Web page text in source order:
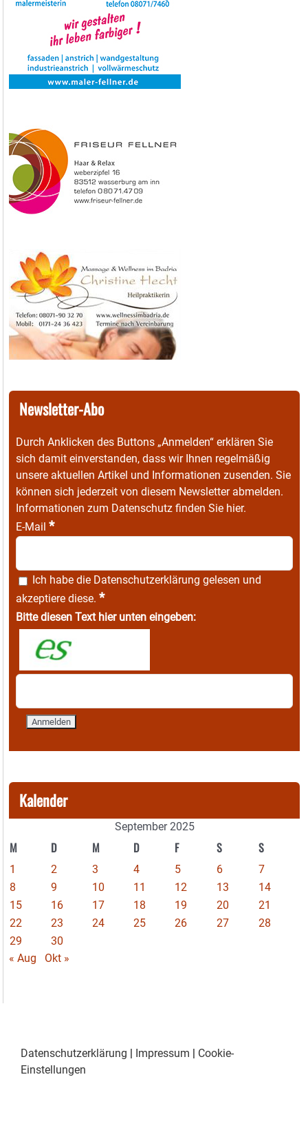
Newsletter-Abo
Durch Anklicken des Buttons „Anmelden“ erklären Sie
sich damit einverstanden, dass wir Ihnen regelmäßig
unsere aktuellen Artikel und Informationen zusenden. Sie
können sich jederzeit von diesem Newsletter abmelden.
Informationen zum Datenschutz finden Sie hier.
E-Mail *
Ich habe die Datenschutzerklärung gelesen und
akzeptiere diese. *
Bitte diesen Text hier unten eingeben:
Kalender
September 2025
M D M D F S S
1 2 3 4 5 6
7
8
9 10 11 12 13
14
15
16 17 18 19 20
21
22
23 24 25 26 27
28
29
30
« Aug
Okt »
Datenschutzerklärung Impressum
Cookie-
Einstellungen